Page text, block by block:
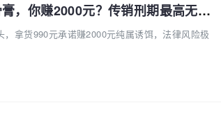
姚家甄选五级代理极差奖——卖990元透骨膏，你赚2000元？传销刑期最高无期，自己算
拿货990元承诺赚2000元纯属诱饵，法律风险极